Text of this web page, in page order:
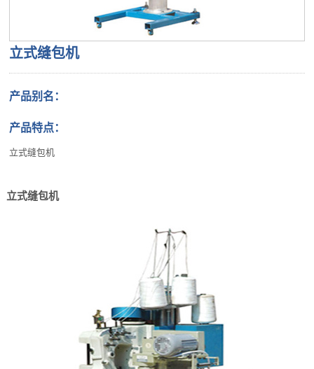
立式缝包机
产品别名：
产品特点：
立式缝包机
立式缝包机